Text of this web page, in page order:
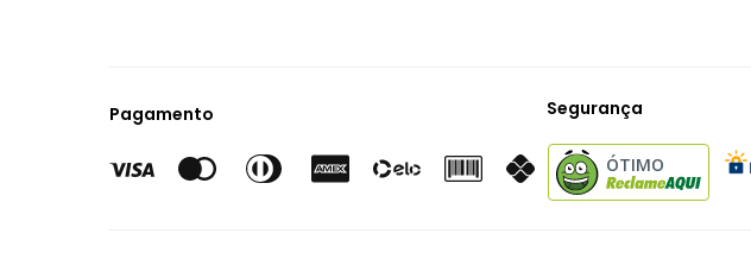
Pagamento Segurança
ÓTIMO